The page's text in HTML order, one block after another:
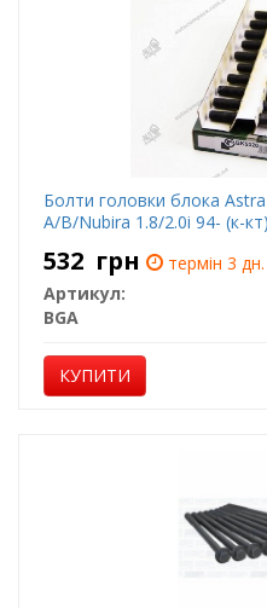
Болти головки блока
A/B/Nubira 1.8/2.0i 94- (к-кт)
532 грн
термін 3 дн.
Артикул:
BGA
КУПИТИ